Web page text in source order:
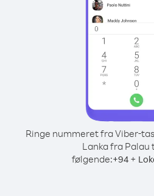
Ringe nummeret fra Viber-
Lanka fra Palau
følgende:+94 +